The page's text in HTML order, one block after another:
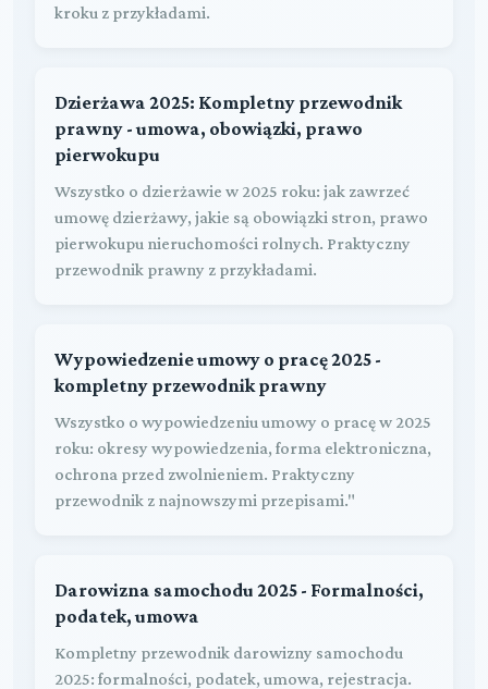
kroku z przykładami.
Dzierżawa 2025: Kompletny przewodnik
prawny - umowa, obowiązki, prawo
pierwokupu
Wszystko o dzierżawie w 2025 roku: jak zawrzeć
umowę dzierżawy, jakie są obowiązki stron, prawo
pierwokupu nieruchomości rolnych. Praktyczny
przewodnik prawny z przykładami.
Wypowiedzenie umowy o pracę 2025 -
kompletny przewodnik prawny
Wszystko o wypowiedzeniu umowy o pracę w 2025
roku: okresy wypowiedzenia, forma elektroniczna,
ochrona przed zwolnieniem. Praktyczny
przewodnik z najnowszymi przepisami."
Darowizna samochodu 2025 - Formalności,
podatek, umowa
Kompletny przewodnik darowizny samochodu
2025: formalności, podatek, umowa, rejestracja.